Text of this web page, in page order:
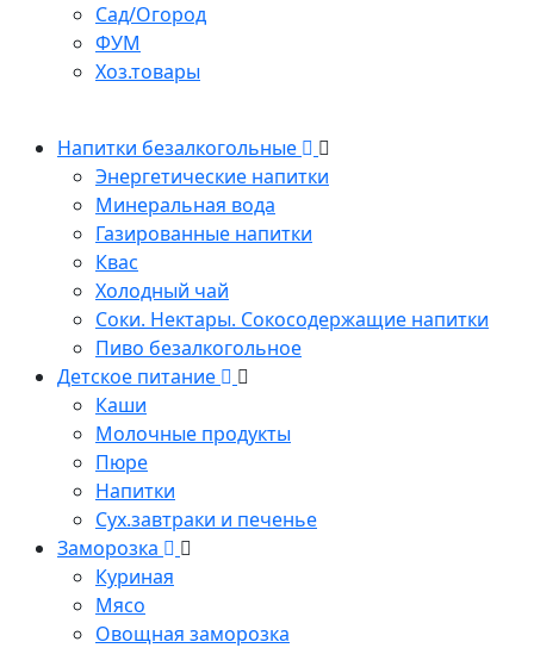
Сад/Огород
ФУМ
Хоз.товары
Напитки безалкогольные
Энергетические напитки
Минеральная вода
Газированные напитки
Квас
Холодный чай
Соки. Нектары. Сокосодержащие напитки
Пиво безалкогольное
Детское питание
Каши
Молочные продукты
Пюре
Напитки
Сух.завтраки и печенье
Заморозка
Куриная
Мясо
Овощная заморозка